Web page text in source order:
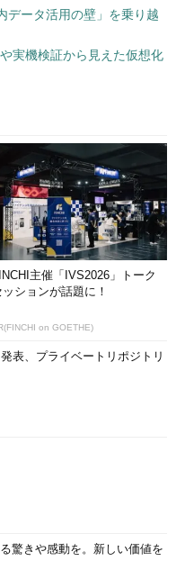
データ活用の壁」を乗り越
実機検証から見えた仮想化
主催「IVS2026」トーク
ッションが話題に！
on GOETHE)
表、プライベートリポジトリ
驚きや感動を。新しい価値を